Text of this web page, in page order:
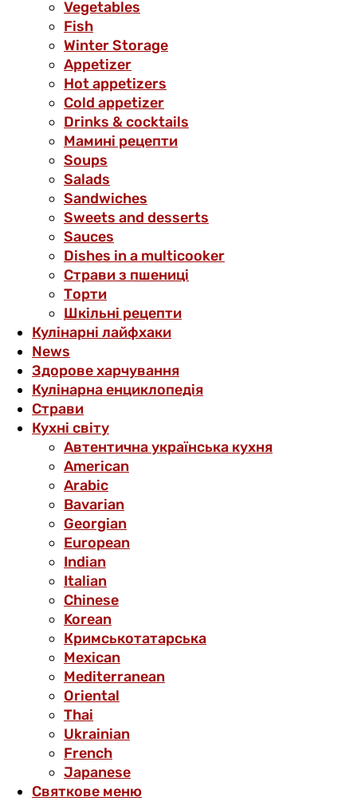
Vegetables
Fish
Winter Storage
Аppetizer
Hot appetizers
Cold appetizer
Drinks & cocktails
Мамині рецепти
Soups
Salads
Sandwiches
Sweets and desserts
Sauces
Dishes in a multicooker
Страви з пшениці
Торти
Шкільні рецепти
Кулінарні лайфхаки
News
Здорове харчування
Кулінарна енциклопедія
Страви
Кухні світу
Автентична українська кухня
American
Arabic
Bavarian
Georgian
European
Indian
Italian
Chinese
Korean
Кримськотатарська
Mexican
Mediterranean
Oriental
Thai
Ukrainian
French
Japanese
Святкове меню